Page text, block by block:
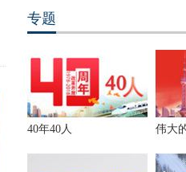
专题
40年40人 伟大